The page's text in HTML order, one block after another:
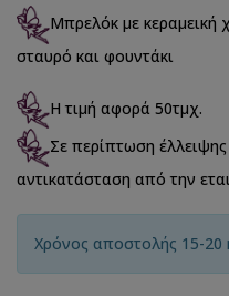
Μπρελόκ με κεραμεική
σταυρό και φουντάκι
Η τιμή αφορά 50τμχ.
Σε περίπτωση
αντικατάσταση από την
Χρόνος αποστολής 15-20